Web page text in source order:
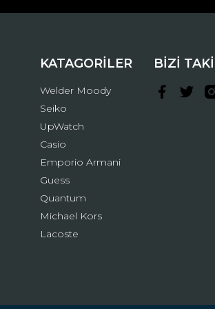
Gönder
KATAGORİLER
Welder Moody
Seiko
UpWatch
Casio
Emporio Armani
Guess
Quantum
Michael Kors
Lacoste
BİZİ